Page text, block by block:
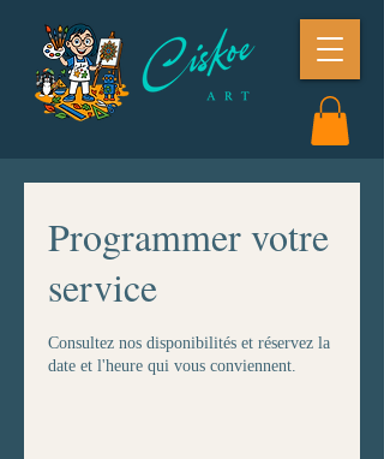
Programmer votre
service
Consultez nos disponibilités et réservez la
date et l'heure qui vous conviennent.